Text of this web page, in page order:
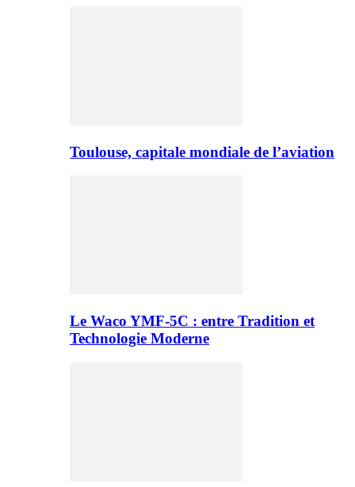
Toulouse, capitale mondiale de l’aviation
Le Waco YMF-5C : entre Tradition et
Technologie Moderne